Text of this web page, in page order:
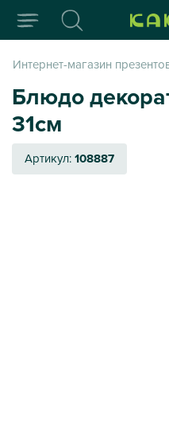
Интернет-магазин
Блюдо
31см
Артикул:108887